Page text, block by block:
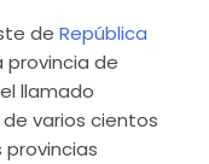
de República
provincia de
llamado
de varios cientos